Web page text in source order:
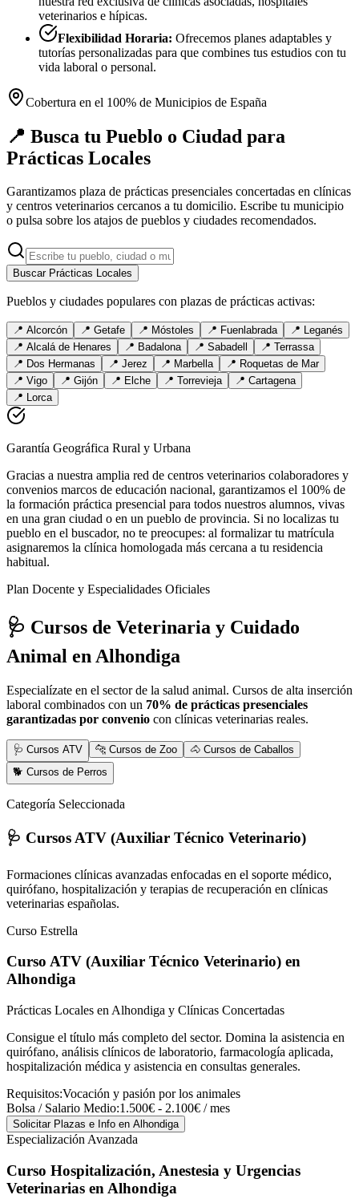
veterinarios e hípicas.
Flexibilidad Horaria: Ofrecemos planes adaptables y
tutorías personalizadas para que combines tus estudios con tu
vida laboral o personal.
Cobertura en el 100% de Municipios de España
📍 Busca tu Pueblo o Ciudad para
Prácticas Locales
Garantizamos plaza de prácticas presenciales concertadas en clínicas
y centros veterinarios cercanos a tu domicilio. Escribe tu municipio
o pulsa sobre los atajos de pueblos y ciudades recomendados.
Buscar Prácticas Locales
Pueblos y ciudades populares con plazas de prácticas activas:
📍 Alcorcón 📍 Getafe 📍 Móstoles 📍 Fuenlabrada 📍 Leganés
📍 Alcalá de Henares 📍 Badalona 📍 Sabadell 📍 Terrassa
📍 Dos Hermanas 📍 Jerez 📍 Marbella 📍 Roquetas de Mar
📍 Vigo 📍 Gijón 📍 Elche 📍 Torrevieja 📍 Cartagena
📍 Lorca
Garantía Geográfica Rural y Urbana
Gracias a nuestra amplia red de centros veterinarios colaboradores y
convenios marcos de educación nacional, garantizamos el 100% de
la formación práctica presencial para todos nuestros alumnos, vivas
en una gran ciudad o en un pueblo de provincia. Si no localizas tu
pueblo en el buscador, no te preocupes: al formalizar tu matrícula
asignaremos la clínica homologada más cercana a tu residencia
habitual.
Plan Docente y Especialidades Oficiales
🩺 Cursos de Veterinaria y Cuidado
Animal en Alhondiga
Especialízate en el sector de la salud animal. Cursos de alta inserción
laboral combinados con un 70% de prácticas presenciales
garantizadas por convenio con clínicas veterinarias reales.
🩺 Cursos ATV 🐆 Cursos de Zoo
🐴 Cursos de Caballos
🐕 Cursos de Perros
Categoría Seleccionada
🩺 Cursos ATV (Auxiliar Técnico Veterinario)
Formaciones clínicas avanzadas enfocadas en el soporte médico,
quirófano, hospitalización y terapias de recuperación en clínicas
veterinarias españolas.
Curso Estrella
Curso ATV (Auxiliar Técnico Veterinario) en
Alhondiga
Prácticas Locales en Alhondiga y Clínicas Concertadas
Consigue el título más completo del sector. Domina la asistencia en
quirófano, análisis clínicos de laboratorio, farmacología aplicada,
hospitalización médica y asistencia en consultas generales.
Requisitos:Vocación y pasión por los animales
Bolsa / Salario Medio:1.500€ - 2.100€ / mes
Solicitar Plazas e Info en Alhondiga
Especialización Avanzada
Curso Hospitalización, Anestesia y Urgencias
Veterinarias en Alhondiga